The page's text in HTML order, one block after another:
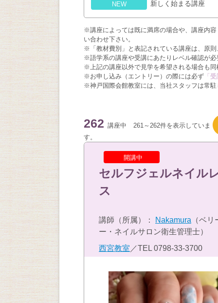
NEW 新しく始まる講座
※講座によっては既に満席の場合や、講座内
い合わせ下さい。
※「教材費別」と表記されている講座は、原
※語学系の講座や受講にあたりレベル確認が
※上記の講座以外で見学を希望される場合も
※お申し込み（エントリー）の際には必ず 「
※神戸国際会館教室には、当社スタッフは常
262 講座中
261～262件を表示していま
す。
開講中
セルフジェルネイル
ス
講師（所属）： Nakamura （ベ
ー・ネイルサロン衛生管理士）
西宮教室 ／TEL 0798-33-3700